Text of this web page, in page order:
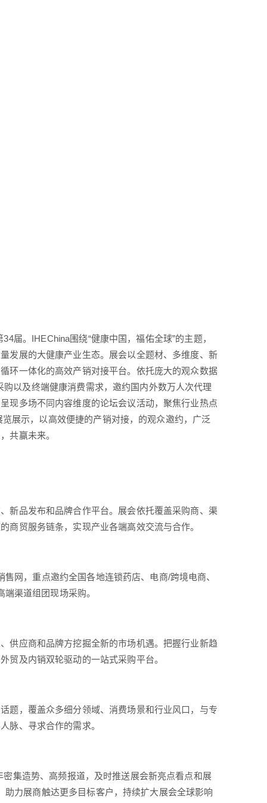
届。IHEChina围绕“健康中国，福佑全球”的主题，
发展的大健康产业生态。展会以全题材、多维度、新
环一体化的高效产销对接平台。依托庞大的观众数据
以及终端健康消费需求，邀约国内外数万人次代理
现多场不同内容维度的论坛会议活动，聚焦行业热点
展示，以高效便捷的产销对接，的观众邀约，广泛
共赢未来。
新品发布和品牌合作平台。展会依托覆盖采购商、渠
商贸服务链条，实现产业各端高效交流与合作。
网，重点邀约全国各地连锁药店、电商/跨境电商、
渠道组团现场采购。
供应商和品牌方挖掘全新的市场机遇。把握行业新趋
贸及内销双轮驱动的一站式采购平台。
题，覆盖众多细分领域、消费场景和行业风口，与专
脉、寻求合作的需求。
集造势、高频报道，及时推送展会新亮点看点和展
力展商触达更多目标客户，持续扩大展会全球影响